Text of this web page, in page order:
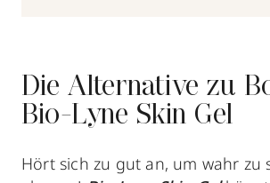
Die Alternative zu
Bio-Lyne Skin Gel
Hört sich zu gut an, um wahr zu